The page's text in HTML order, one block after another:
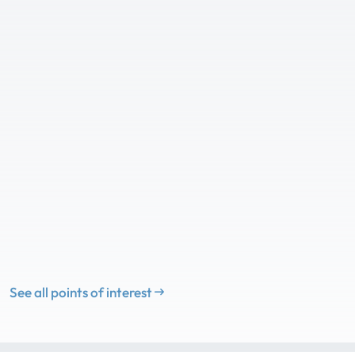
See all points of interest